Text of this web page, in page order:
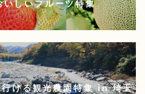
いしいフルーツ特集
行ける観光農園特集 in 埼玉